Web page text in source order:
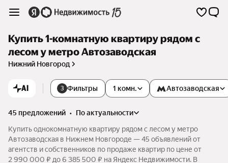
Купить 1-комнатную квартиру рядом с
лесом у метро Автозаводская
Нижний Новгород
AI 3 Фильтры 1 комн. Автозаводская
45 предложений •
по актуальности
Купить однокомнатную квартиру рядом с лесом у метро
Автозаводская в Нижнем Новгороде — 45 объявлений от
агентств и собственников по продаже квартир по цене от
2 990 000 ₽ до 6 385 500 ₽ на Яндекс Недвижимости. В